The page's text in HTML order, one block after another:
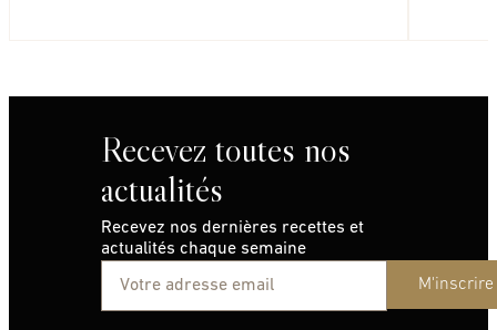
Recevez toutes nos
actualités
Recevez nos dernières recettes et
actualités chaque semaine
M'inscrire